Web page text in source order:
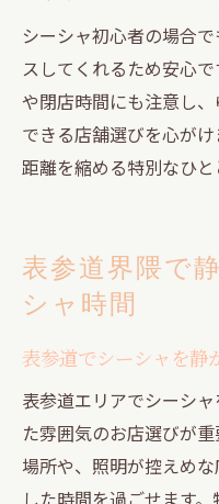
シーシャ初心者の場合
スしてくれるため安心
や閉店時間にも注意し
できる店舗選びを心がけ
距離を縮める特別なひ
表参道界隈で
シャ時間
表参道でシーシャを静
表参道エリアでシーシ
た雰囲気のお店選びが
場所や、照明が控えめ
した時間を過ごせます